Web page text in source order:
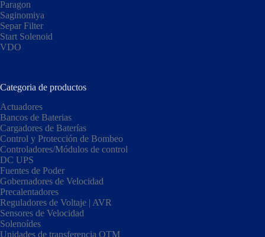
Paragon
Saginomiya
Separ Filter
Start Solenoid
VDO
Categoria de productos
Actuadores
Bancos de Baterias
Cargadores de Baterías
Control y Protección de Bombeo
Controladores/Módulos de control
DC UPS
Fuentes de Poder
Gobernadores de Velocidad
Precalentadores
Reguladores de Voltaje | AVR
Sensores de Velocidad
Solenoídes
Unidades de transferencia OTM